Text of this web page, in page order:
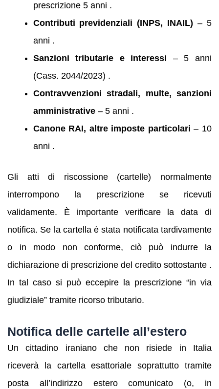
prescrizione 5 anni .
Contributi previdenziali (INPS, INAIL) – 5
anni .
Sanzioni tributarie e interessi – 5 anni
(Cass. 2044/2023) .
Contravvenzioni stradali, multe, sanzioni
amministrative– 5 anni .
Canone RAI, altre imposte particolari – 10
anni .
Gli atti di riscossione (cartelle) normalmente
interrompono la prescrizione se ricevuti
validamente. È importante verificare la data di
notifica. Se la cartella è stata notificata tardivamente
o in modo non conforme, ciò può indurre la
dichiarazione di prescrizione del credito sottostante .
In tal caso si può eccepire la prescrizione “in via
giudiziale” tramite ricorso tributario.
Notifica delle cartelle all’estero
Un cittadino iraniano che non risiede in Italia
riceverà la cartella esattoriale soprattutto tramite
posta all’indirizzo estero comunicato (o, in